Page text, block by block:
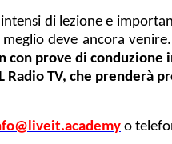
di lezione e
deve ancora
con prove di
TV, che prenderà
o